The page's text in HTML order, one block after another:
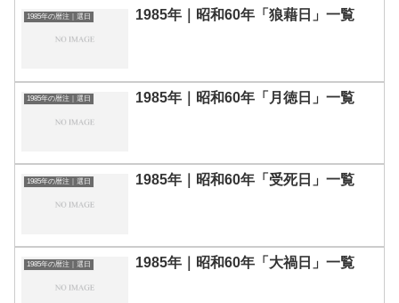
1985年の暦注｜選日 1985年｜昭和60年「狼藉日」一覧
1985年の暦注｜選日 1985年｜昭和60年「月徳日」一覧
1985年の暦注｜選日 1985年｜昭和60年「受死日」一覧
1985年の暦注｜選日 1985年｜昭和60年「大禍日」一覧